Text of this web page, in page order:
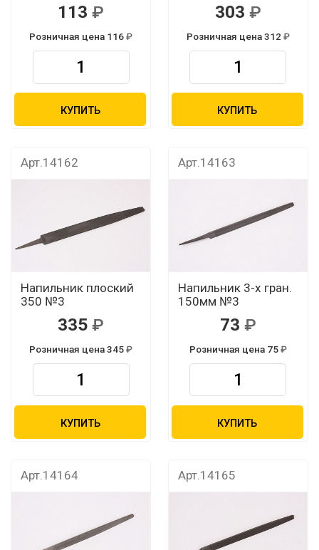
113
Розничная цена 116
КУПИТЬ
303
Розничная цена 312
КУПИТЬ
Арт.14162
Напильник плоский
350 №3
335
Розничная цена 345
КУПИТЬ
Арт.14163
Напильник 3-х гран.
150мм №3
73
Розничная цена 75
КУПИТЬ
Арт.14164 Арт.14165